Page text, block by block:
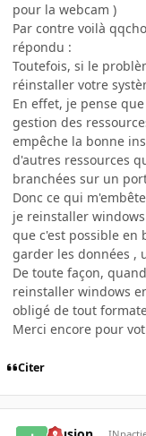
pour la webcam )
Par contre voilà
répondu :
Toutefois, si le
réinstaller votre
En effet, je pense
gestion des
empêche la bonne
d'autres ressources
branchées sur un
Donc ce qui
je reinstaller
que c'est possible en
garder les données ,
De toute façon,
reinstaller windows
obligé de tout
Merci encore pour
Citer